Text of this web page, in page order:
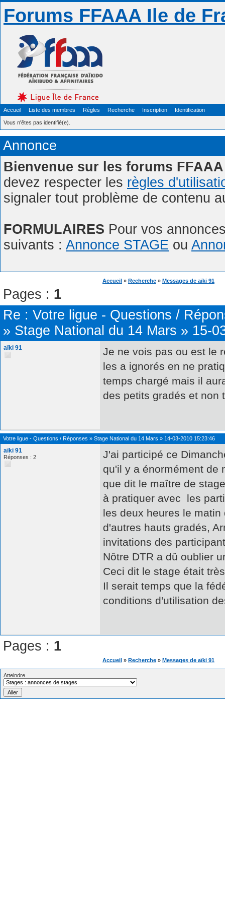
Forums FFAAA Ile de
Accueil Liste des membres Règles Recherche Inscription Identification
Vous n'êtes pas identifié(e).
Annonce
Bienvenue sur les forums FFAAA
devez respecter les règles
signaler tout problème de contenu
FORMULAIRES Pour vos
suivants : Annonce STAGE ou
Accueil » Recherche » Messages de aïki 91
Pages : 1
Re : Votre ligue - Questions /
» Stage National du 14 Mars » 15-
aïki 91
Je ne vois pas ou est le
les a ignorés en ne
temps chargé mais il
des petits gradés et non
Votre ligue - Questions / Réponses » Stage National du 14 Mars » 14-03-2010 15:23:46
aïki 91
Réponses : 2
J'ai participé ce
qu'il y a énormément de
que dit le maître de
à pratiquer avec les
les deux heures le
d'autres hauts gradés,
invitations des
Nôtre DTR a dû oublier
Ceci dit le stage était
Il serait temps que la
conditions d'utilisation
Pages : 1
Accueil » Recherche » Messages de aïki 91
Atteindre